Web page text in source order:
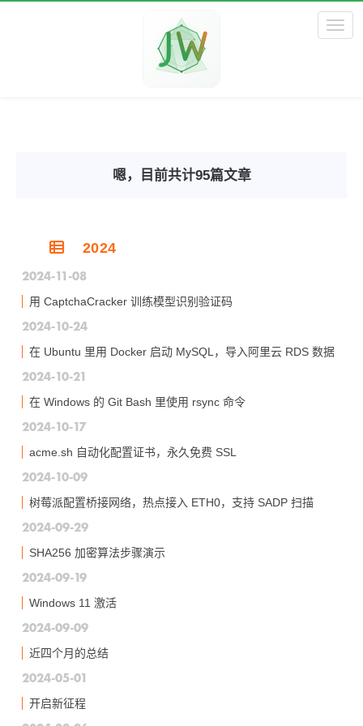
嗯，目前共计95篇文章
2024
2024-11-08
用 CaptchaCracker 训练模型识别验证码
2024-10-24
在 Ubuntu 里用 Docker 启动 MySQL，导入阿里云 RDS 数据
2024-10-21
在 Windows 的 Git Bash 里使用 rsync 命令
2024-10-17
acme.sh 自动化配置证书，永久免费 SSL
2024-10-09
树莓派配置桥接网络，热点接入 ETH0，支持 SADP 扫描
2024-09-29
SHA256 加密算法步骤演示
2024-09-19
Windows 11 激活
2024-09-09
近四个月的总结
2024-05-01
开启新征程